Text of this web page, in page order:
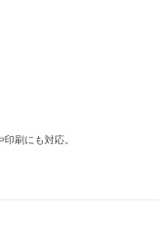
刷にも対応。